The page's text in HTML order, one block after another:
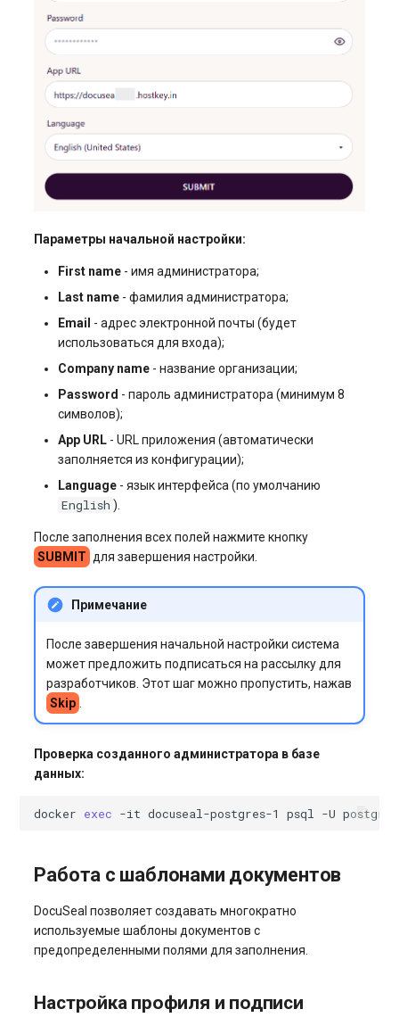
Параметры начальной настройки:
First name- имя администратора;
Last name- фамилия администратора;
Email - адрес электронной почты (будет
использоваться для входа);
Company name- название организации;
Password - пароль администратора (минимум 8
символов);
App URL- URL приложения (автоматически
заполняется из конфигурации);
Language- язык интерфейса (по умолчанию
English ).
После заполнения всех полей нажмите кнопку
SUBMIT для завершения настройки.
Примечание
После завершения начальной настройки система
может предложить подписаться на рассылку для
разработчиков. Этот шаг можно пропустить, нажав
Skip
Проверка созданного администратора в базе
данных:
docker exec -it docuseal-postgres-1 psql -U postgres
Работа с шаблонами документов
DocuSeal позволяет создавать многократно
используемые шаблоны документов с
предопределенными полями для заполнения.
Настройка профиля и подписи